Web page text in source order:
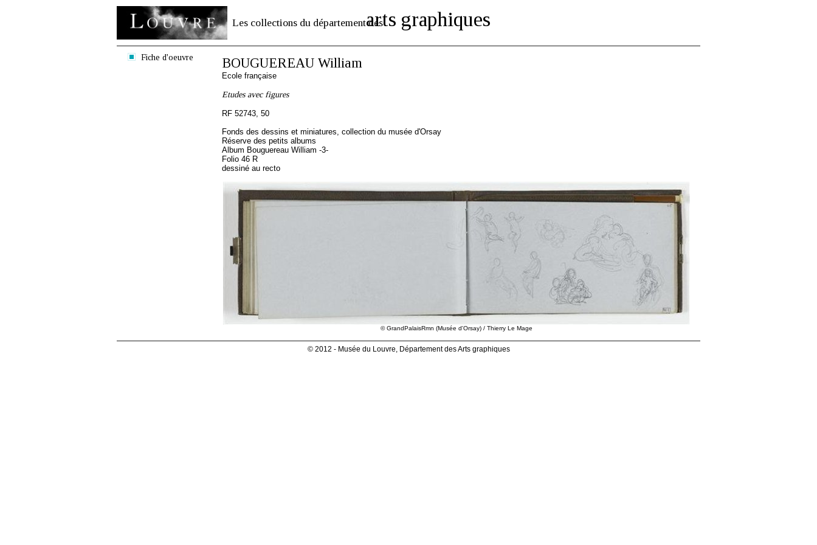
Les collections du département desarts graphiques
Fiche d'oeuvre BOUGUEREAU William
Ecole française
Etudes avec figures
RF 52743, 50
Fonds des dessins et miniatures, collection du musée d'Orsay
Réserve des petits albums
Album Bouguereau William -3-
Folio 46 R
dessiné au recto
© GrandPalaisRmn (Musée d'Orsay) / Thierry Le Mage
© 2012 - Musée du Louvre, Département des Arts graphiques